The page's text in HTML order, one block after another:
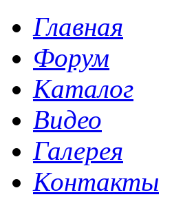
Главная
Форум
Каталог
Видео
Галерея
Контакты